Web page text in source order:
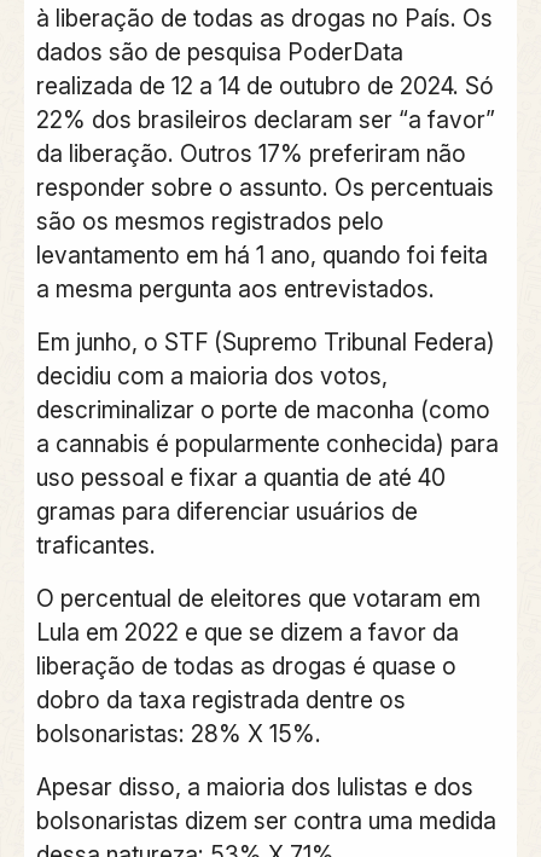
à liberação de todas as drogas no País. Os
dados são de pesquisa PoderData
realizada de 12 a 14 de outubro de 2024. Só
22% dos brasileiros declaram ser “a favor”
da liberação. Outros 17% preferiram não
responder sobre o assunto. Os percentuais
são os mesmos registrados pelo
levantamento em há 1 ano, quando foi feita
a mesma pergunta aos entrevistados.
Em junho, o STF (Supremo Tribunal Federa)
decidiu com a maioria dos votos,
descriminalizar o porte de maconha (como
a cannabis é popularmente conhecida) para
uso pessoal e fixar a quantia de até 40
gramas para diferenciar usuários de
traficantes.
O percentual de eleitores que votaram em
Lula em 2022 e que se dizem a favor da
liberação de todas as drogas é quase o
dobro da taxa registrada dentre os
bolsonaristas: 28% X 15%.
Apesar disso, a maioria dos lulistas e dos
bolsonaristas dizem ser contra uma medida